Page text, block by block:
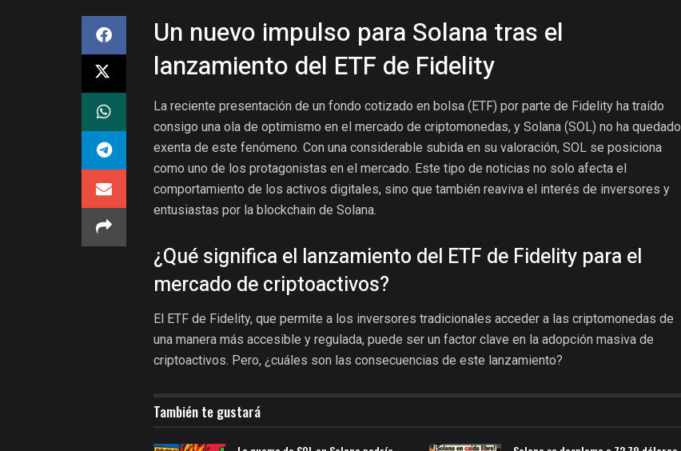
Un nuevo impulso para Solana tras el
lanzamiento del ETF de Fidelity
La reciente presentación de un fondo cotizado en bolsa (ETF) por parte de Fidelity ha traído
consigo una ola de optimismo en el mercado de criptomonedas, y Solana (SOL) no ha quedado
exenta de este fenómeno. Con una considerable subida en su valoración, SOL se posiciona
como uno de los protagonistas en el mercado. Este tipo de noticias no solo afecta el
comportamiento de los activos digitales, sino que también reaviva el interés de inversores y
entusiastas por la blockchain de Solana.
¿Qué significa el lanzamiento del ETF de Fidelity para el
mercado de criptoactivos?
El ETF de Fidelity, que permite a los inversores tradicionales acceder a las criptomonedas de
una manera más accesible y regulada, puede ser un factor clave en la adopción masiva de
criptoactivos. Pero, ¿cuáles son las consecuencias de este lanzamiento?
También te gustará